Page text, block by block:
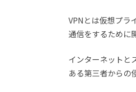
VPNとは仮想プラ
通信をするために
インターネットと
ある第三者からの